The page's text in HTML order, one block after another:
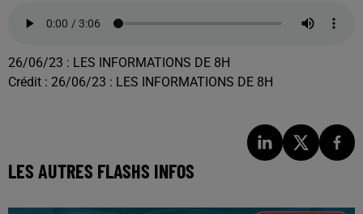
26/06/23 : LES INFORMATIONS DE 8H
Crédit : 26/06/23 : LES INFORMATIONS DE 8H
LES AUTRES FLASHS INFOS